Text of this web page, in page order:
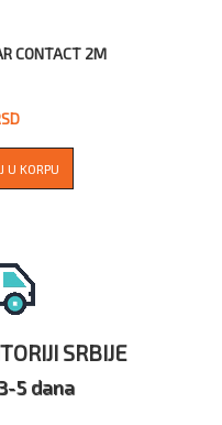
CONTACT 2M
SRBIJE
5 dana